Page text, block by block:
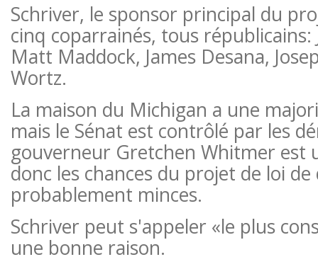
Schriver, le sponsor principal du
cinq coparrainés, tous républicains:
Matt Maddock, James Desana,
Wortz.
La maison du Michigan a une
mais le Sénat est contrôlé par les
gouverneur Gretchen Whitmer est
donc les chances du projet de loi
probablement minces.
Schriver peut s'appeler «le plus
une bonne raison.